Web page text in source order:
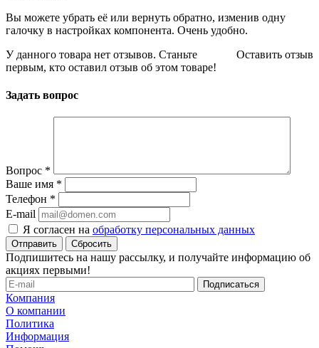
Вы можете убрать её или вернуть обратно, изменив одну
галочку в настройках компонента. Очень удобно.
Оставить отзыв
У данного товара нет отзывов. Станьте
первым, кто оставил отзыв об этом товаре!
Задать вопрос
Вопрос *
Ваше имя *
Телефон *
E-mail
Я согласен на обработку персональных данных
Сбросить
Подпишитесь на нашу рассылку, и получайте информацию об
акциях первыми!
Компания
О компании
Политика
Информация